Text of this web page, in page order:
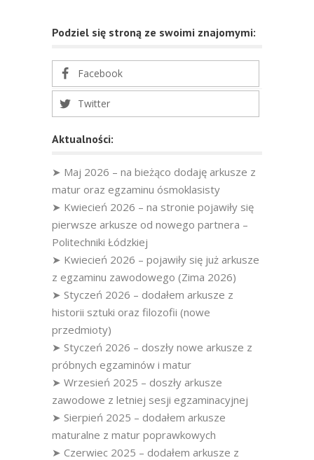
Podziel się stroną ze swoimi znajomymi:
Facebook
Twitter
Aktualności:
➤ Maj 2026 – na bieżąco dodaję arkusze z
matur oraz egzaminu ósmoklasisty
➤ Kwiecień 2026 – na stronie pojawiły się
pierwsze arkusze od nowego partnera –
Politechniki Łódzkiej
➤ Kwiecień 2026 – pojawiły się już arkusze
z egzaminu zawodowego (Zima 2026)
➤ Styczeń 2026 – dodałem arkusze z
historii sztuki oraz filozofii (nowe
przedmioty)
➤ Styczeń 2026 – doszły nowe arkusze z
próbnych egzaminów i matur
➤ Wrzesień 2025 – doszły arkusze
zawodowe z letniej sesji egzaminacyjnej
➤ Sierpień 2025 – dodałem arkusze
maturalne z matur poprawkowych
➤ Czerwiec 2025 – dodałem arkusze z